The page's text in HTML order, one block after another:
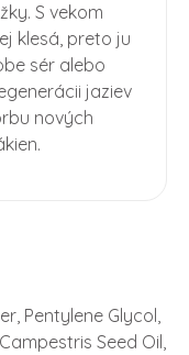
S vekom
klesá, preto ju
sér alebo
jaziev
nových
Pentylene Glycol,
Seed Oil,